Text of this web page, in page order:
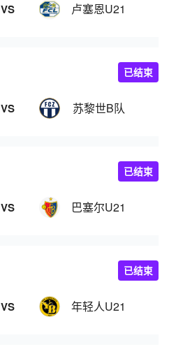
VS 卢塞恩U21
VS 苏黎世B队
已结束
VS 巴塞尔U21
已结束
VS 年轻人U21
已结束